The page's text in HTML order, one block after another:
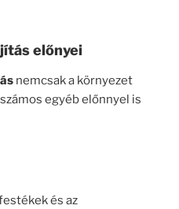
előnyei
nemcsak a környezet
egyéb előnnyel is
és az